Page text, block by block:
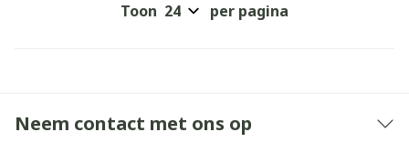
Toon per pagina
Neem contact met ons op